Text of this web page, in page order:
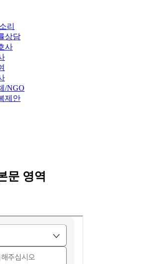
리
상담
사
/NGO
제안
문 영역